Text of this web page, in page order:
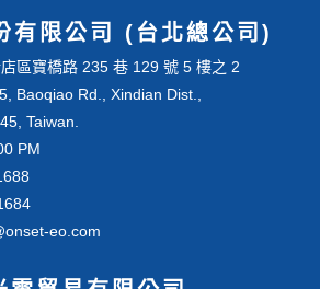
有限公司 (台北總公司)
區寶橋路 235 巷 129 號 5 樓之 2
Baoqiao Rd., Xindian Dist.,
Taiwan.
PM
eo.com